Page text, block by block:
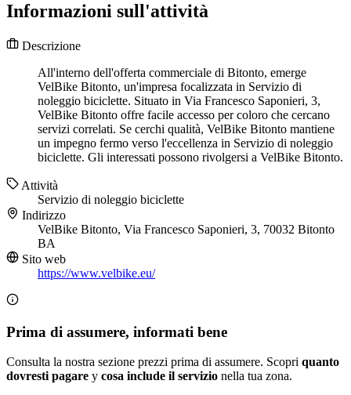
Informazioni sull'attività
Descrizione
All'interno dell'offerta commerciale di Bitonto, emerge
VelBike Bitonto, un'impresa focalizzata in Servizio di
noleggio biciclette. Situato in Via Francesco Saponieri, 3,
VelBike Bitonto offre facile accesso per coloro che cercano
servizi correlati. Se cerchi qualità, VelBike Bitonto mantiene
un impegno fermo verso l'eccellenza in Servizio di noleggio
biciclette. Gli interessati possono rivolgersi a VelBike Bitonto.
Attività
Servizio di noleggio biciclette
Indirizzo
VelBike Bitonto, Via Francesco Saponieri, 3, 70032 Bitonto
BA
Sito web
https://www.velbike.eu/
Prima di assumere, informati bene
Consulta la nostra sezione prezzi prima di assumere. Scopri quanto
dovresti pagare y cosa include il servizio nella tua zona.